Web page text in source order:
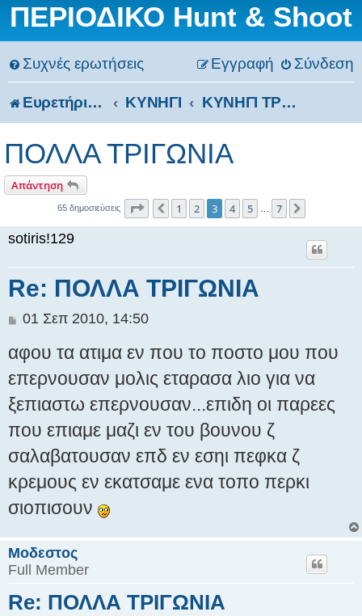
ΠΕΡΙΟΔΙΚΟ Hunt & Shoot
Συχνές ερωτήσεις Σύνδεση
Εγγραφή
Ευρετήριο Δ. Συζήτησης ΚΥΝΗΓΙ ΚΥΝΗΓΙ ΤΡΥΓΟΝΙΩΝ
ΠΟΛΛΑ ΤΡΙΓΩΝΙΑ
Απάντηση
65 δημοσιεύσεις Σελίδα από7
Προηγούμενη
1 2 3 4 5 7
sotiris!129
Re: ΠΟΛΛΑ ΤΡΙΓΩΝΙΑ
Δ
μ
ο
σ
ί
υ
σ
01 Σεπ 2010, 14:50
αφου τα ατιμα εν που το ποστο μου που
επερνουσαν μολις εταρασα λιο για να
ξεπιαστω επερνουσαν...επιδη οι παρεες
που επιαμε μαζι εν του βουνου ζ
σαλαβατουσαν επδ εν εσηι πεφκα ζ
κρεμους εν εκατσαμε ενα τοπο περκι
σιοπισουν
Μοδεστος
Full Member
Re: ΠΟΛΛΑ ΤΡΙΓΩΝΙΑ